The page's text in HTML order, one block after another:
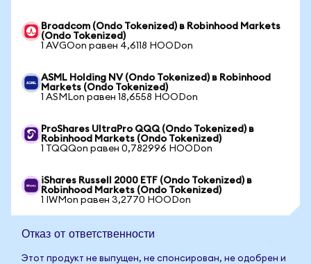
Broadcom (Ondo Tokenized) в Robinhood Markets
(Ondo Tokenized)
1 AVGOon равен 4,6118 HOODon
ASML Holding NV (Ondo Tokenized) в Robinhood
Markets (Ondo Tokenized)
1 ASMLon равен 18,6558 HOODon
ProShares UltraPro QQQ (Ondo Tokenized) в
Robinhood Markets (Ondo Tokenized)
1 TQQQon равен 0,782996 HOODon
iShares Russell 2000 ETF (Ondo Tokenized) в
Robinhood Markets (Ondo Tokenized)
1 IWMon равен 3,2770 HOODon
Отказ от ответственности
Этот продукт не выпущен, не спонсирован, не одобрен и